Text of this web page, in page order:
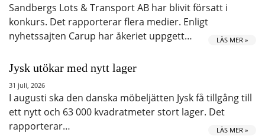
Sandbergs Lots & Transport AB har blivit försatt i
konkurs. Det rapporterar flera medier. Enligt
nyhetssajten Carup har åkeriet uppgett…
LÄS MER »
Jysk utökar med nytt lager
31 juli, 2026
I augusti ska den danska möbeljätten Jysk få tillgång till
ett nytt och 63 000 kvadratmeter stort lager. Det
rapporterar…
LÄS MER »